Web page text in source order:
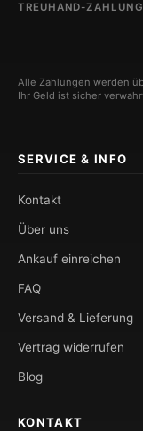
TREUHAND-
Alle Zahlungen werden
Ihr Geld ist sicher
SERVICE & INFO
Kontakt
Über uns
Ankauf einreichen
FAQ
Versand & Lieferung
Vertrag widerrufen
Blog
KONTAKT